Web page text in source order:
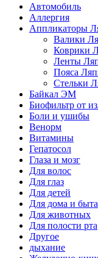
Автомобиль
Аллергия
Аппликаторы
Валики
Коврики
Ленты
Пояса
Стельки
Байкал ЭМ
Биофильтр от
Боли и ушибы
Венорм
Витамины
Гепатосол
Глаза и мозг
Для волос
Для глаз
Для детей
Для дома и быта
Для животных
Для полости рта
Другое
дыхание